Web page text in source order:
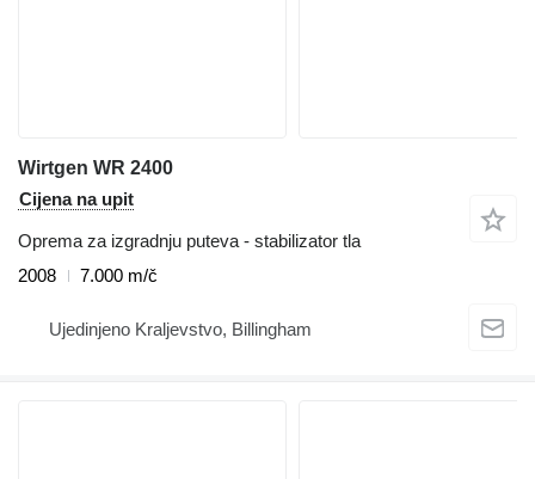
Wirtgen WR 2400
Cijena na upit
Oprema za izgradnju puteva - stabilizator tla
2008
7.000 m/č
Ujedinjeno Kraljevstvo, Billingham